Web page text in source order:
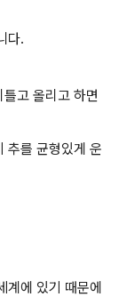
다.
고 올리고 하면
추를 균형있게 운
계에 있기 때문에